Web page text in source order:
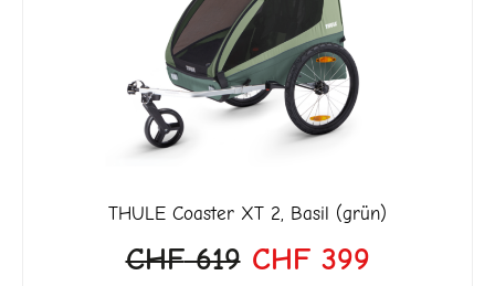
THULE Coaster XT 2, Basil (grün)
CHF619
war:
CHF 619
CHF399